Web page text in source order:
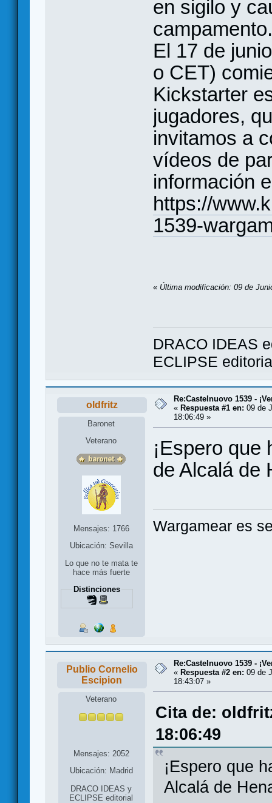
en sigilo y
campamento.
El 17 de
o CET)
Kickstarter
jugadores,
invitamos a
vídeos de
información
https://
1539-
« Última modificación: 09 de
DRACO IDEAS
ECLIPSE
oldfritz
Baronet
Veterano
Mensajes: 1766
Ubicación: Sevilla
Lo que no te mata te
hace más fuerte
Distinciones
Re:Castelnuovo 1539 -
« Respuesta #1 en: 09 de
18:06:49 »
¡Espero
de Alcalá de
Wargamear es
Publio Cornelio
Escipion
Veterano
Mensajes: 2052
Ubicación: Madrid
DRACO IDEAS y
ECLIPSE editorial
Re:Castelnuovo 1539 -
« Respuesta #2 en: 09 de
18:43:07 »
Cita de:
18:06:49
¡Espero que
Alcalá de